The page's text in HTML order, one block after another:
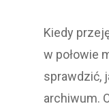
Kiedy
w połowie
sprawdzić,
archiwum.